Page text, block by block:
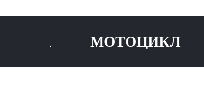
МОТОЦИКЛ